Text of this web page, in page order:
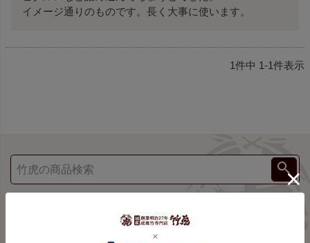
イメージ通りのものです。長く大事に使います。
1件中 1-1件表示
shopping guide